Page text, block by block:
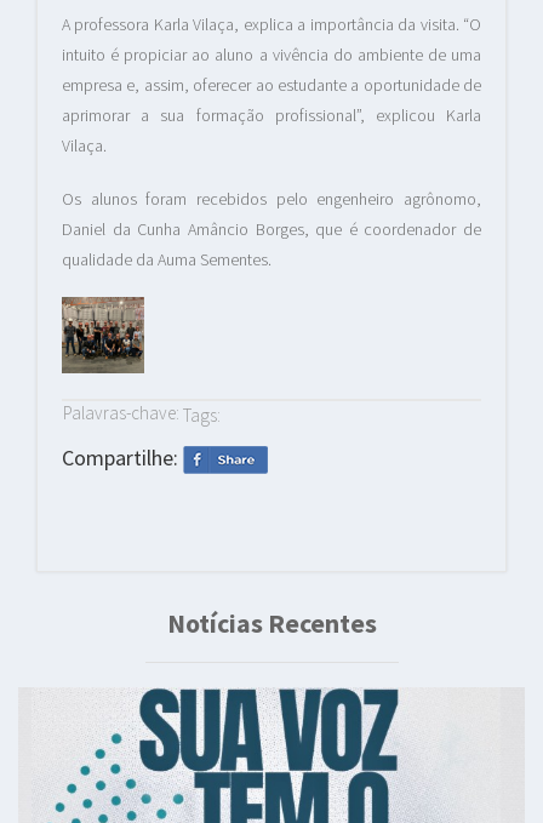
A professora Karla Vilaça, explica a importância da visita. “O
intuito é propiciar ao aluno a vivência do ambiente de uma
empresa e, assim, oferecer ao estudante a oportunidade de
aprimorar a sua formação profissional”, explicou Karla
Vilaça.
Os alunos foram recebidos pelo engenheiro agrônomo,
Daniel da Cunha Amâncio Borges, que é coordenador de
qualidade da Auma Sementes.
Palavras-chave: Tags:
Compartilhe:
Notícias Recentes